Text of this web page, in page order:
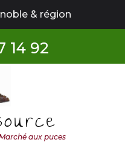
& région
14 92
aux puces